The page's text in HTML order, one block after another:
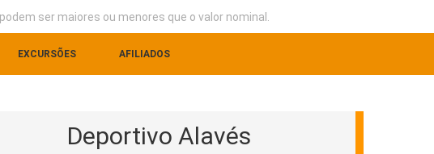
ser maiores ou menores que o valor nominal.
EXCURSÕES AFILIADOS
Deportivo Alavés